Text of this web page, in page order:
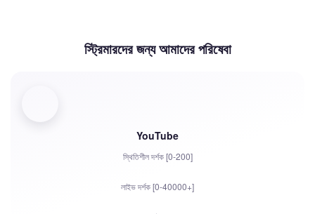
স্ট্রিমারদের জন্য আমাদের পরিষেবা
YouTube
স্থিতিশীল দর্শক [0-200]
লাইভ দর্শক [0-40000+]